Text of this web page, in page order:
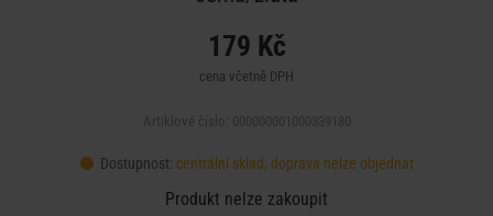
179 Kč
cena včetně DPH
Dostupnost: centrální sklad, doprava nelze objednat
Produkt nelze zakoupit